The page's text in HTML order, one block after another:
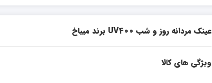
عینک مردانه روز و شب UV400 برند میباخ
ویژگی های کالا